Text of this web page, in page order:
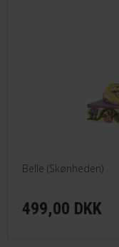
Belle (Skønheden)
499,00 DKK